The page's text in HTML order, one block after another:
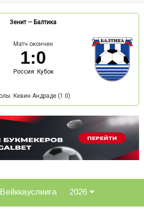
Зенит— Балтика
Матч окончен
1:0
Россия: Кубок
Кевин Андраде (1:0)
Вейккауслиига 2026